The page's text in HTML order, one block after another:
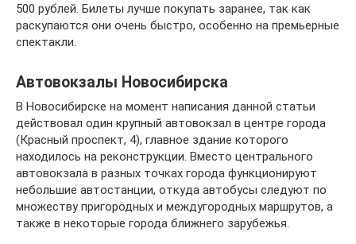
500 рублей. Билеты лучше покупать заранее, так как
раскупаются они очень быстро, особенно на премьерные
спектакли.
Автовокзалы Новосибирска
В Новосибирске на момент написания данной статьи
действовал один крупный автовокзал в центре города
(Красный проспект, 4), главное здание которого
находилось на реконструкции. Вместо центрального
автовокзала в разных точках города функционируют
небольшие автостанции, откуда автобусы следуют по
множеству пригородных и междугородных маршрутов, а
также в некоторые города ближнего зарубежья.